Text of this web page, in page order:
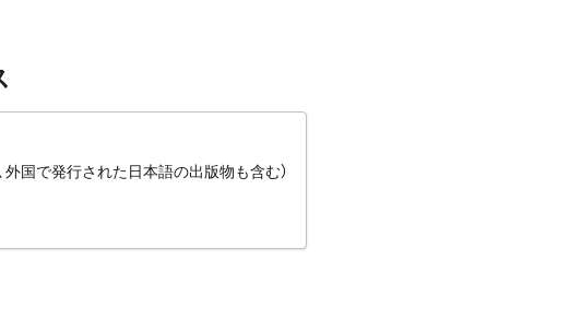
国で発行された日本語の出版物も含む）